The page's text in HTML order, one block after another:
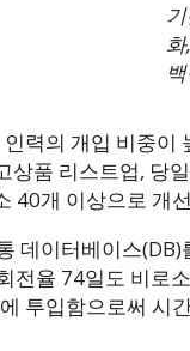
력의 개입 비중이
상품 리스트업, 당
40개 이상으로 개
데이터베이스
전율 74일도 비로
투입함으로써